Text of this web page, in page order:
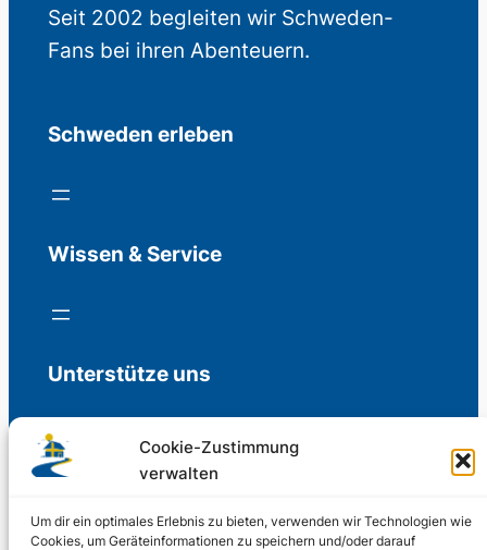
Cookie-Zustimmung
verwalten
Um dir ein optimales Erlebnis zu bieten, verwenden wir Technologien wie
Cookies, um Geräteinformationen zu speichern und/oder darauf
Seit 2002 begleiten wir Schweden-
Fans bei ihren Abenteuern.
Schweden erleben
Wissen & Service
Unterstütze uns
Freiwillige Spenden für die Aufrechterhaltung